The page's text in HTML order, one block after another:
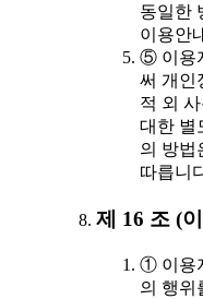
동일한
이용안
⑤ 이용
써 개인
적 외
대한 별
의 방법
따릅니
제 16 조 (
① 이용
의 행위